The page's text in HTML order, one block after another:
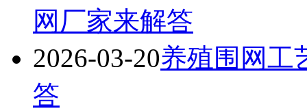
网厂家来解答
2026-03-20养殖围网工
答